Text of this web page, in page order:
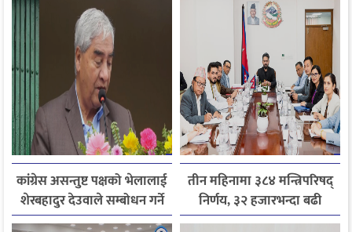
कांग्रेस असन्तुष्ट पक्षको भेलालाई
शेरबहादुर देउवाले सम्बोधन गर्ने
तीन महिनामा ३८४ मन्त्रिपरिषद्
निर्णय, ३२ हजारभन्दा बढी
गुनासो फर्छ्योट